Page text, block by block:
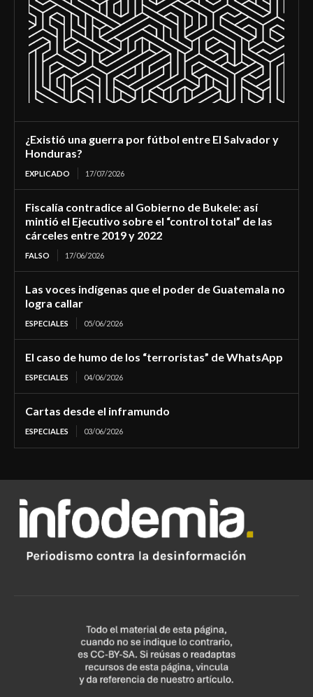
¿Existió una guerra por fútbol entre El Salvador y
Honduras?
EXPLICADO 17/07/2026
Fiscalía contradice al Gobierno de Bukele: así
mintió el Ejecutivo sobre el “control total” de las
cárceles entre 2019 y 2022
FALSO 17/06/2026
Las voces indígenas que el poder de Guatemala no
logra callar
ESPECIALES 05/06/2026
El caso de humo de los “terroristas” de WhatsApp
ESPECIALES 04/06/2026
Cartas desde el inframundo
ESPECIALES 03/06/2026